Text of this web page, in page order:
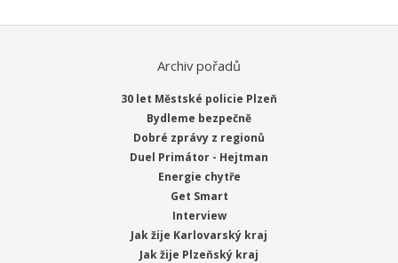
Archiv pořadů
30 let Městské policie Plzeň
Bydleme bezpečně
Dobré zprávy z regionů
Duel Primátor - Hejtman
Energie chytře
Get Smart
Interview
Jak žije Karlovarský kraj
Jak žije Plzeňský kraj